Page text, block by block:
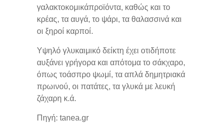
γαλακτοκομικάπροϊόντα, καθώς και το
κρέας, τα αυγά, το ψάρι, τα θαλασσινά και
οι ξηροί καρποί.
Υψηλό γλυκαιμικό δείκτη έχει οτιδήποτε
αυξάνει γρήγορα και απότομα το σάκχαρο,
όπως τοάσπρο ψωμί, τα απλά δημητριακά
πρωινού, οι πατάτες, τα γλυκά με λευκή
ζάχαρη κ.ά.
Πηγή: tanea.gr